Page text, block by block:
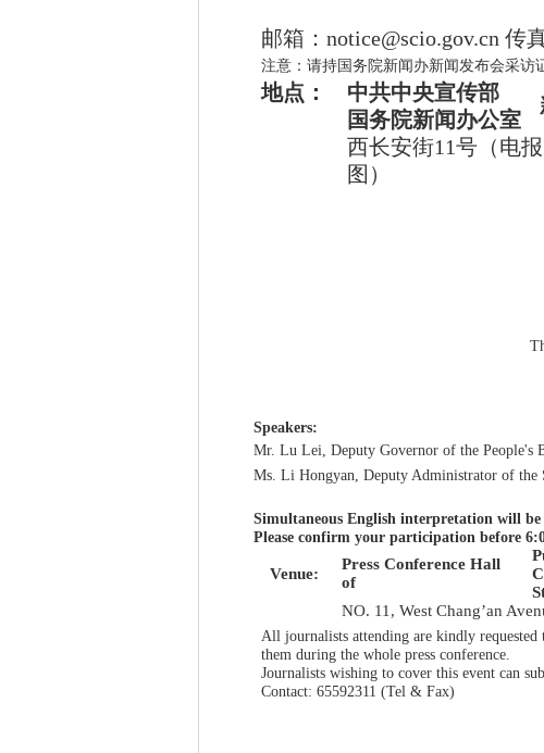
邮箱： notice@scio.gov.cn 传
注意：请持国务院新闻办新闻发布会采访
地点： 中共中央宣传部
国务院新闻办公室
西长安街11号（电
图）
Speakers:
Mr. Lu Lei, Deputy Governor of the People's
Ms. Li Hongyan, Deputy Administrator of the
Simultaneous English interpretation will be
Please confirm your participation before 6
Venue:
Press Conference Hall
of
NO. 11, West Chang’an
All journalists attending are kindly requested
them during the whole press conference.
Journalists wishing to cover this event can
Contact: 65592311 (Tel & Fax)